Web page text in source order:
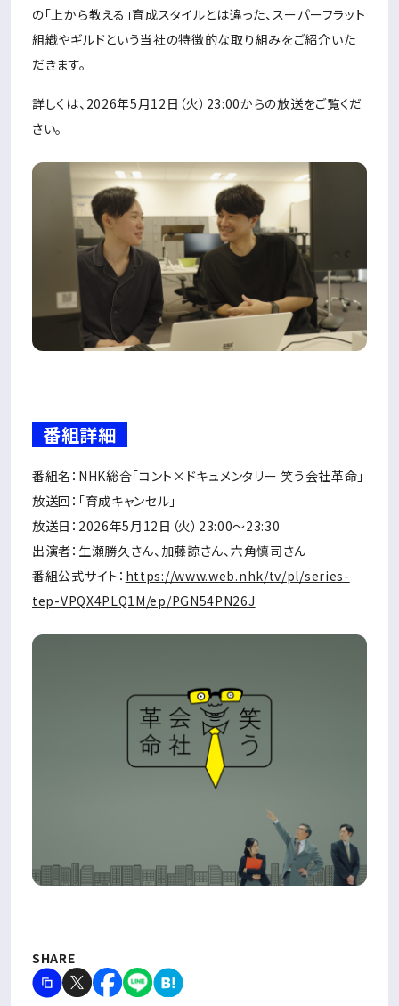
の「上から教える」育成スタイルとは違った、スーパーフラット
組織やギルドという当社の特徴的な取り組みをご紹介いた
だきます。
詳しくは、2026年5月12日（火）23:00からの放送をご覧くだ
さい。
番組詳細
番組名：NHK総合「コント×ドキュメンタリー 笑う会社革命」
放送回：「育成キャンセル」
放送日：2026年5月12日（火）23:00〜23:30
出演者：生瀬勝久さん、加藤諒さん、六角慎司さん
番組公式サイト： https://www.web.nhk/tv/pl/series-
tep-VPQX4PLQ1M/ep/PGN54PN26J
SHARE